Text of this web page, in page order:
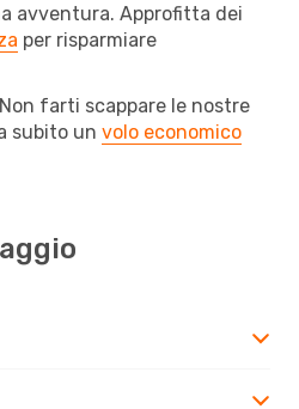
avventura. Approfitta dei
per risparmiare
farti scappare le nostre
subito un volo economico